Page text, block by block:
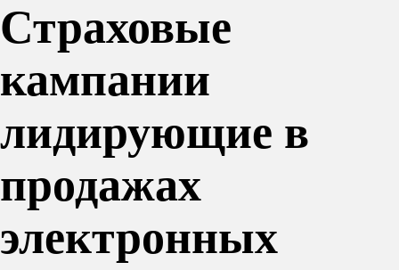
Страховые
кампании
лидирующие в
продажах
электронных